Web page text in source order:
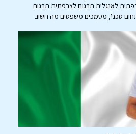
לאנגלית תרגום לצרפתית תרגום
טכני', מסמכים משפטים מה חשוב